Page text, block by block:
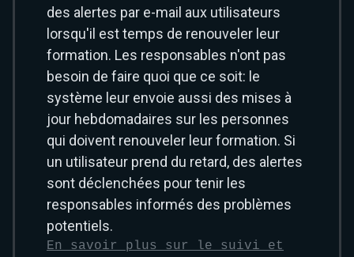
des alertes par e-mail aux utilisateurs
lorsqu'il est temps de renouveler leur
formation. Les responsables n'ont pas
besoin de faire quoi que ce soit: le
système leur envoie aussi des mises à
jour hebdomadaires sur les personnes
qui doivent renouveler leur formation. Si
un utilisateur prend du retard, des alertes
sont déclenchées pour tenir les
responsables informés des problèmes
potentiels.
En savoir plus sur le suivi et